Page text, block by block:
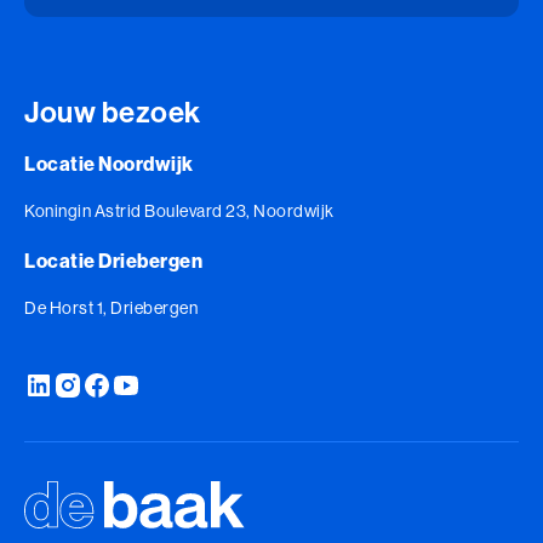
Leiderschap, Mens en Technologie
Leidinggeven aan eigenwijze Professionals (BaakBoost)
Moeilijke Gesprekken Voeren
Moeilijke Gesprekken Voeren (BaakBoost)
Perfectionisme in Balans
Jouw bezoek
Locatie Noordwijk
Koningin Astrid Boulevard 23, Noordwijk
Locatie Driebergen
De Horst 1, Driebergen